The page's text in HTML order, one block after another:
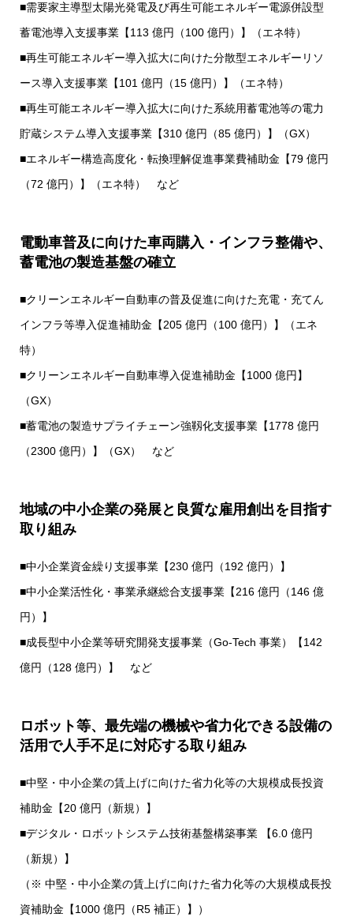
■需要家主導型太陽光発電及び再生可能エネルギー電源併設型
蓄電池導入支援事業【113 億円（100 億円）】（エネ特）
■再生可能エネルギー導入拡大に向けた分散型エネルギーリソ
ース導入支援事業【101 億円（15 億円）】（エネ特）
■再生可能エネルギー導入拡大に向けた系統用蓄電池等の電力
貯蔵システム導入支援事業【310 億円（85 億円）】（GX）
■エネルギー構造高度化・転換理解促進事業費補助金【79 億円
（72 億円）】（エネ特） など
電動車普及に向けた車両購入・インフラ整備や、
蓄電池の製造基盤の確立
■クリーンエネルギー自動車の普及促進に向けた充電・充てん
インフラ等導入促進補助金【205 億円（100 億円）】（エネ
特）
■クリーンエネルギー自動車導入促進補助金【1000 億円】
（GX）
■蓄電池の製造サプライチェーン強靱化支援事業【1778 億円
（2300 億円）】（GX） など
地域の中小企業の発展と良質な雇用創出を目指す
取り組み
■中小企業資金繰り支援事業【230 億円（192 億円）】
■中小企業活性化・事業承継総合支援事業【216 億円（146 億
円）】
■成長型中小企業等研究開発支援事業（Go-Tech 事業）【142
億円（128 億円）】 など
ロボット等、最先端の機械や省力化できる設備の
活用で人手不足に対応する取り組み
■中堅・中小企業の賃上げに向けた省力化等の大規模成長投資
補助金【20 億円（新規）】
■デジタル・ロボットシステム技術基盤構築事業 【6.0 億円
（新規）】
（※ 中堅・中小企業の賃上げに向けた省力化等の大規模成長投
資補助金【1000 億円（R5 補正）】）